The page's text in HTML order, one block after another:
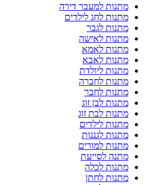
מתנות למעבר דירה
מתנות לחג לילדים
מתנות לגבר
מתנות לאישה
מתנות לאמא
מתנות לאבא
מתנות ליולדת
מתנות לחברה
מתנות לחבר
מתנות לבן זוג
מתנות לבת זוג
מתנות לילדים
מתנות לגננות
מתנות למורים
מתנה לסייעת
מתנות לכלה
מתנות לחתן